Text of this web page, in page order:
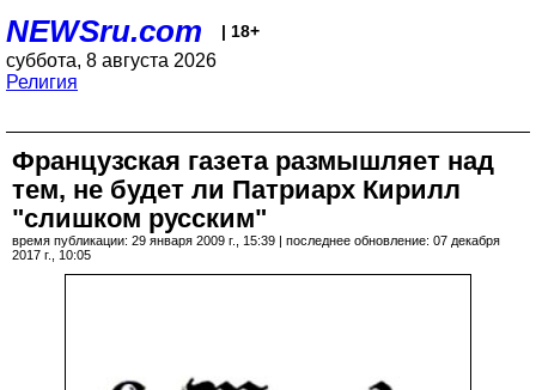
NEWSru.com | 18+
суббота, 8 августа 2026
Религия
Французская газета размышляет над
тем, не будет ли Патриарх Кирилл
"слишком русским"
время публикации: 29 января 2009 г., 15:39 | последнее обновление: 07 декабря
2017 г., 10:05